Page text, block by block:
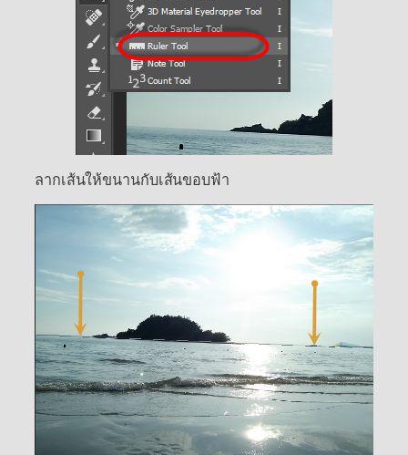
ลากเส้นให้ขนานกับเส้นขอบฟ้า